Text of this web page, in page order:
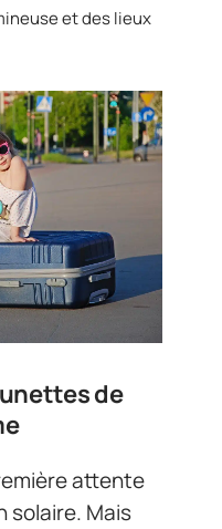
et des lieux
de
attente
solaire. Mais